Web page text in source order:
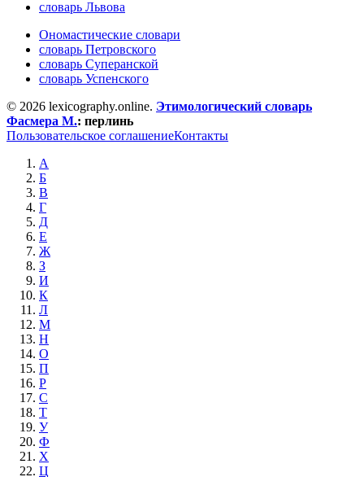
словарь Львова
Ономастические словари
словарь Петровского
словарь Суперанской
словарь Успенского
© 2026 lexicography.online. Этимологический словарь
Фасмера М.: перлинь
Пользовательское соглашениеКонтакты
А
Б
В
Г
Д
Е
Ж
З
И
К
Л
М
Н
О
П
Р
С
Т
У
Ф
Х
Ц